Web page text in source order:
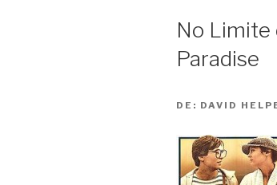
No Limite
Paradise
DE: DAVID